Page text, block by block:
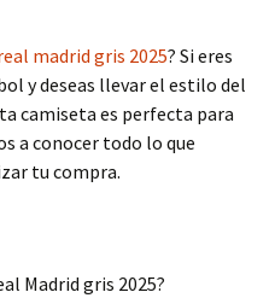
madrid gris 2025? Si eres
y deseas llevar el estilo del
camiseta es perfecta para
a conocer todo lo que
tu compra.
Madrid gris 2025?